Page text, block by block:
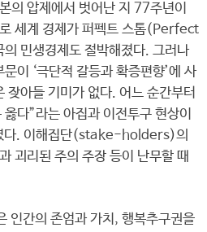
의 압제에서 벗어난 지 77주년이
세계 경제가 퍼펙트 스톰(Perfect
민생경제도 절박해졌다. 그러나
이 ‘극단적 갈등과 확증편향’에 사
아들 기미가 없다. 어느 순간부터
다”라는 아집과 이전투구 현상이
다. 이해집단(stake-holders)의
괴리된 주의 주장 등이 난무할 때
인간의 존엄과 가치, 행복추구권을